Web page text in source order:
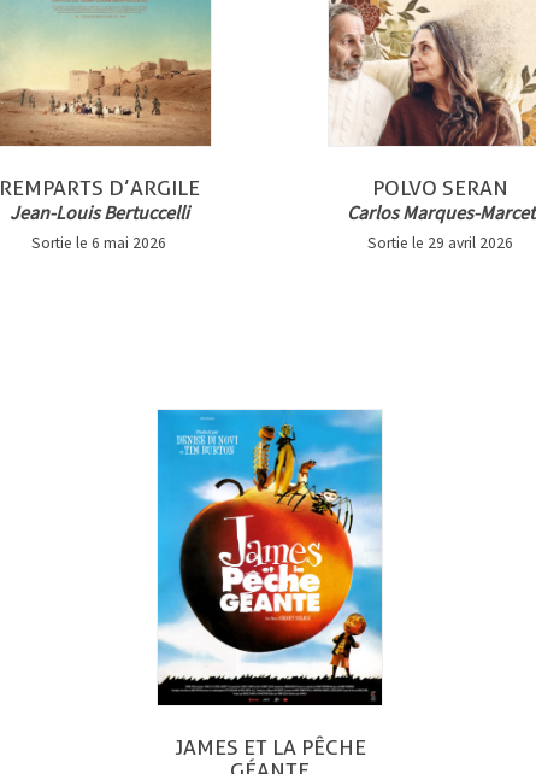
REMPARTS D’ARGILE
Jean-Louis Bertuccelli
Sortie le 6 mai 2026
POLVO SERAN
Carlos Marques-Marcet
Sortie le 29 avril 2026
JAMES ET LA PÊCHE